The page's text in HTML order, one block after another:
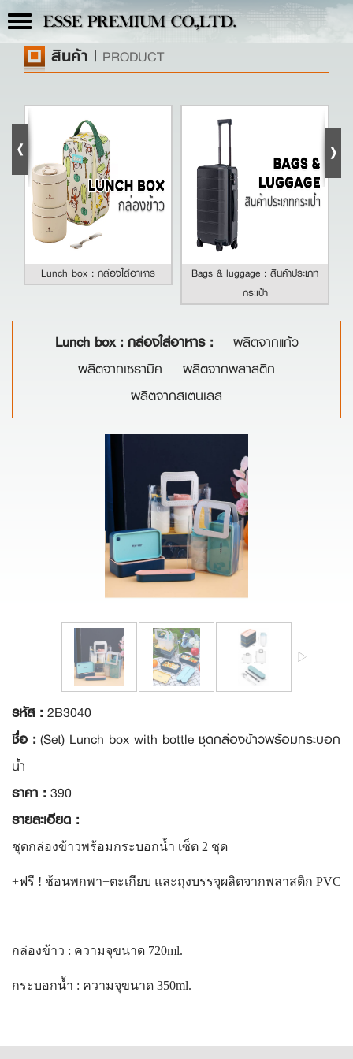
Toggle
navigation
ESSE PREMIUM CO.,LTD.
สินค้า | PRODUCT
Lunch box : กล่องใส่อาหาร
Bags & luggage : สินค้าประเภท
กระเป๋า
Lunch box : กล่องใส่อาหาร :
ผลิตจากแก้ว
ผลิตจากเซรามิค
ผลิตจากพลาสติก
ผลิตจากสเตนเลส
รหัส : 2B3040
ชื่อ : (Set) Lunch box with bottle ชุดกล่องข้าวพร้อมกระบอก
น้ำ
ราคา : 390
รายละเอียด :
ชุดกล่องข้าวพร้อมกระบอกน้ำ เซ็ต 2 ชุด
+ฟรี ! ช้อนพกพา+ตะเกียบ และถุงบรรจุผลิตจากพลาสติก PVC
กล่องข้าว : ความจุขนาด 720ml.
กระบอกน้ำ : ความจุขนาด 350ml.